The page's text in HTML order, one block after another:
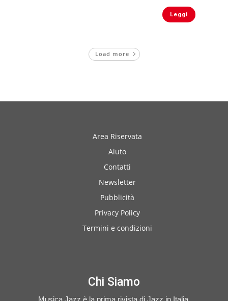
Leggi
Load more
Area Riservata
Aiuto
Contatti
Newsletter
Pubblicità
Privacy Policy
Termini e condizioni
Chi Siamo
Musica Jazz è la prima rivista di Jazz in Italia.